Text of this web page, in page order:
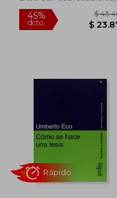
Nuevo
Rápido